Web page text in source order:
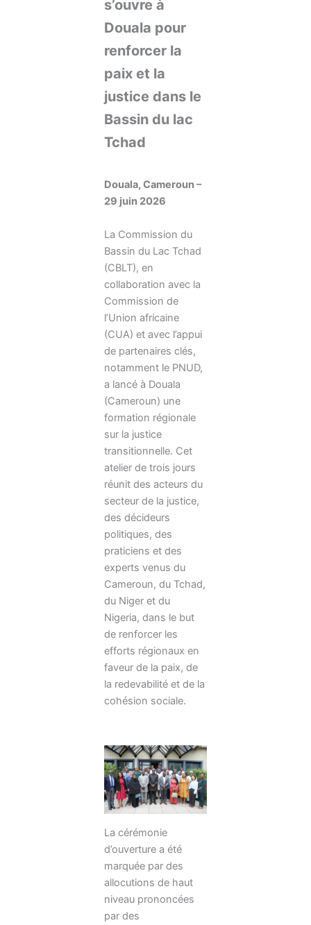
s’ouvre à
Douala pour
renforcer la
paix et la
justice dans le
Bassin du lac
Tchad
Douala, Cameroun –
29 juin 2026
La Commission du
Bassin du Lac Tchad
(CBLT), en
collaboration avec la
Commission de
l’Union africaine
(CUA) et avec l’appui
de partenaires clés,
notamment le PNUD,
a lancé à Douala
(Cameroun) une
formation régionale
sur la justice
transitionnelle. Cet
atelier de trois jours
réunit des acteurs du
secteur de la justice,
des décideurs
politiques, des
praticiens et des
experts venus du
Cameroun, du Tchad,
du Niger et du
Nigeria, dans le but
de renforcer les
efforts régionaux en
faveur de la paix, de
la redevabilité et de la
cohésion sociale.
La cérémonie
d’ouverture a été
marquée par des
allocutions de haut
niveau prononcées
par des